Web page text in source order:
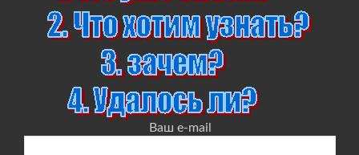
Ваш e-mail